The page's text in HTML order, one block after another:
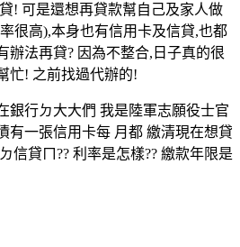
! 可是還想再貸款幫自己及家人做
很高),本身也有信用卡及信貸,也都
辦法再貸? 因為不整合,日子真的很
忙! 之前找過代辦的!
銀行ㄉ大大們 我是陸軍志願役士官
有一張信用卡每 月都 繳清現在想貸
信貸ㄇ?? 利率是怎樣?? 繳款年限是